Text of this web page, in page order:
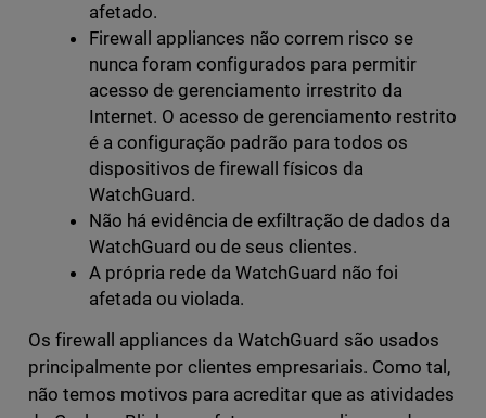
afetado.
Firewall appliances não correm risco se
nunca foram configurados para permitir
acesso de gerenciamento irrestrito da
Internet. O acesso de gerenciamento restrito
é a configuração padrão para todos os
dispositivos de firewall físicos da
WatchGuard.
Não há evidência de exfiltração de dados da
WatchGuard ou de seus clientes.
A própria rede da WatchGuard não foi
afetada ou violada.
Os firewall appliances da WatchGuard são usados
principalmente por clientes empresariais. Como tal,
não temos motivos para acreditar que as atividades